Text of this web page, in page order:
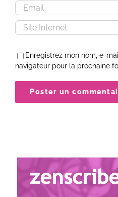
Enregistrez mon nom, e-
navigateur pour la prochaine